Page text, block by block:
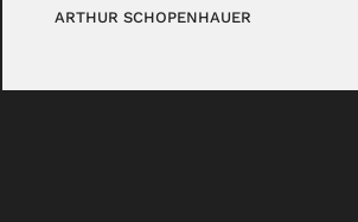
ARTHUR SCHOPENHAUER